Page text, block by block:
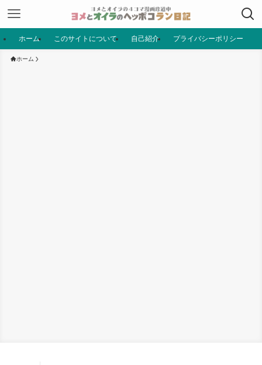
ホーム このサイトについて 自己紹介 プライバシーポリシー
ホーム